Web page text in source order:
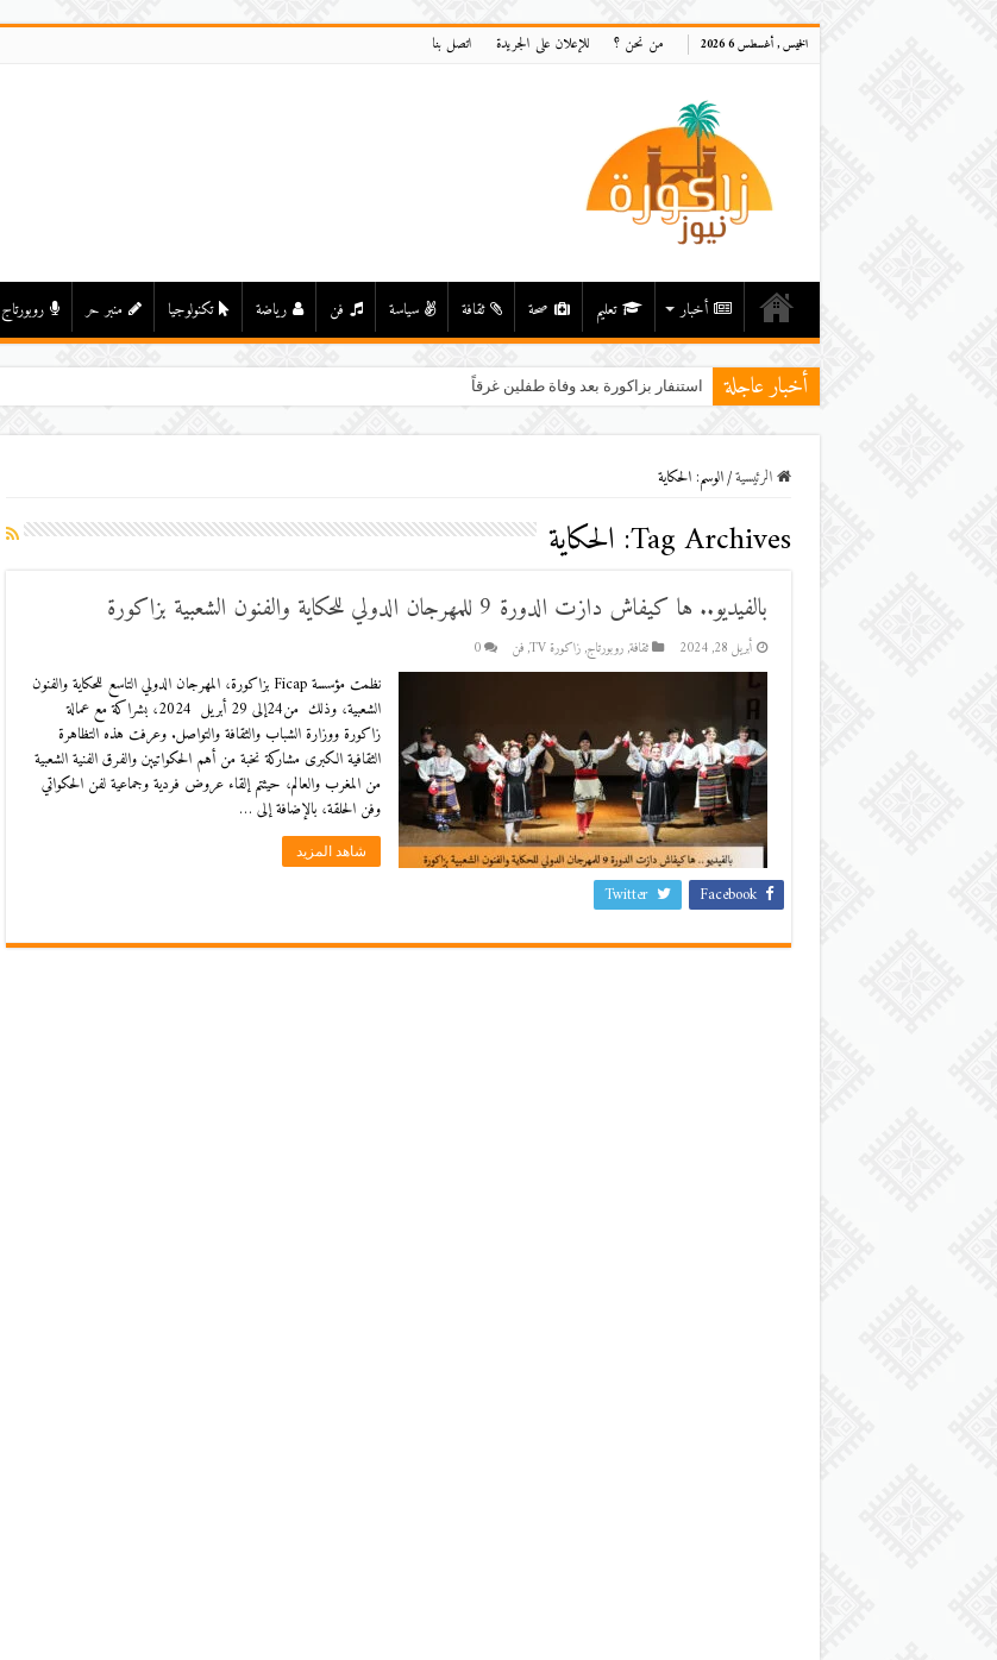
الخميس , أغسطس 6 2026 من نحن ؟ للإعلان على الجريدة اتصل بنا
أخبار تعليم صحة ثقافة سياسة فن رياضة تكنولوجيا منبر حر روبورتاج
أخبار عاجلة استنفار بزاكورة بعد وفاة طفلين غرقاً في واد درعة بأولاد
الرئيسية/الوسم:الحكاية
Tag Archives: الحكاية
بالفيديو.. ها كيفاش دازت الدورة 9 للمهرجان الدولي للحكاية والفنون الشعبية بزاكورة
أبريل 28, 2024 ثقافة,روبورتاج,زاكورة TV ,فن 0
نظمت مؤسسة Ficap بزاكورة، المهرجان الدولي التاسع للحكاية والفنون
الشعبية، وذلك من24إلى 29 أبريل 2024، بشراكة مع عمالة
زاكورة ووزارة الشباب والثقافة والتواصل. وعرفت هذه التظاهرة
الثقافية الكبرى مشاركة نخبة من أهم الحكواتيين والفرق الفنية الشعبية
من المغرب والعالم، حيثتم إلقاء عروض فردية وجماعية لفن الحكواتي
وفن الحلقة، بالإضافة إلى …
شاهد المزيد
Facebook
Twitter